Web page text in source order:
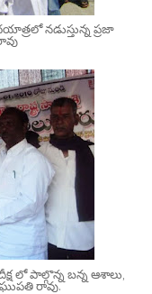
నడుస్తున్న ప్రజా
లో పాల్గొన్న బన్న ఆశాలు,
రావు.